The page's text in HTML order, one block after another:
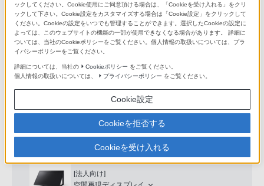
するサポート・お問い合わせ
専用窓口のある業務用商品に関するお問い合わせ
以下の製品・サービスは専用窓口がございます。対象の
アイコンをクリックしてリンク先の窓口よりお問い合わ
業務用ディスプレイ・テレビ
[法人向け]ブラビア
[法人向け]
ックしてください。Cookie使用にご同意頂ける場合は、「Cookieを受け入れる」をクリ
ックして下さい。Cookie設定をカスタマイズする場合は「Cookie設定」をクリックして
ください。Cookieの設定をいつでも管理することができます。選択したCookieの設定に
よっては、このウェブサイトの機能の一部が使用できなくなる場合があります。 詳細に
ついては、当社のCookieポリシーをご覧ください。個人情報の取扱いについては、プラ
イバシーポリシーをご覧ください。
詳細については、当社の Cookieポリシー をご覧ください。
個人情報の取扱いについては、
プライバシーポリシー をご覧ください。
Cookie設定
Cookieを拒否する
Cookieを受け入れる